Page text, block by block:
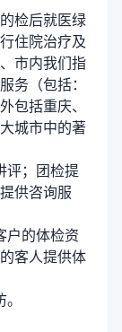
检后就医绿
住院治疗及
市内我们指
务（包括：
包括重庆、
城市中的著
；团检提
供咨询服
的体检资
客人提供体